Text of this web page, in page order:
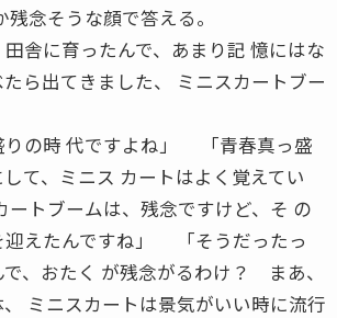
念そうな顔で答える。
舎に育ったんで、あまり記 憶にはな
ら出てきました、 ミニスカートブー
りの時 代ですよね」 「青春真っ盛
て、ミニス カートはよく覚えてい
トブームは、残念ですけど、そ の
迎えたんですね」 「そうだったっ
、おたく が残念がるわけ？ まあ、
ミニスカートは景気がいい時に流行